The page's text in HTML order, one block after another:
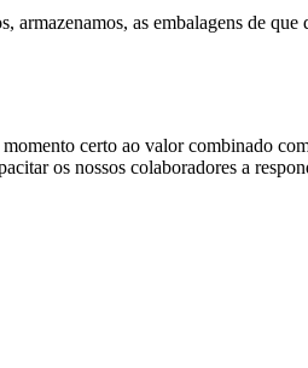
as embalagens de
certo ao valor combinado
os nossos colaboradores a